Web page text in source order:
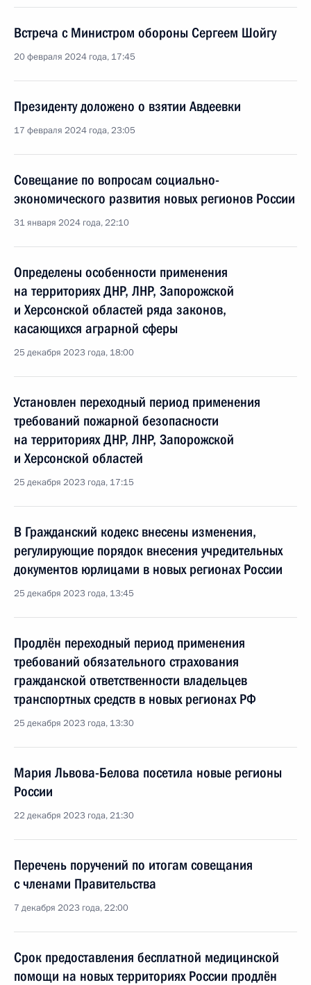
Встреча с Министром обороны Сергеем Шойгу
20 февраля 2024 года, 17:45
Президенту доложено о взятии Авдеевки
17 февраля 2024 года, 23:05
Совещание по вопросам социально-
экономического развития новых регионов России
31 января 2024 года, 22:10
Определены особенности применения
на территориях ДНР, ЛНР, Запорожской
и Херсонской областей ряда законов,
касающихся аграрной сферы
25 декабря 2023 года, 18:00
Установлен переходный период применения
требований пожарной безопасности
на территориях ДНР, ЛНР, Запорожской
и Херсонской областей
25 декабря 2023 года, 17:15
В Гражданский кодекс внесены изменения,
регулирующие порядок внесения учредительных
документов юрлицами в новых регионах России
25 декабря 2023 года, 13:45
Продлён переходный период применения
требований обязательного страхования
гражданской ответственности владельцев
транспортных средств в новых регионах РФ
25 декабря 2023 года, 13:30
Мария Львова-Белова посетила новые регионы
России
22 декабря 2023 года, 21:30
Перечень поручений по итогам совещания
с членами Правительства
7 декабря 2023 года, 22:00
Срок предоставления бесплатной медицинской
помощи на новых территориях России продлён